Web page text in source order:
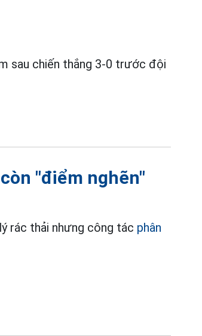
sau chiến thắng 3-0 trước đội
"điểm nghẽn"
rác thải nhưng công tác phân